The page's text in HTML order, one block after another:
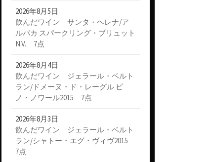
2026年8月5日
飲んだワイン サンタ・ヘレナ/ア
ルパカ スパークリング・ブリュット
N.V. 7点
2026年8月4日
飲んだワイン ジェラール・ベルト
ラン/ドメーヌ・ド・レーグル ピ
ノ・ノワール2015 7点
2026年8月3日
飲んだワイン ジェラール・ベルト
ラン/シャトー・エグ・ヴィヴ2015
7点